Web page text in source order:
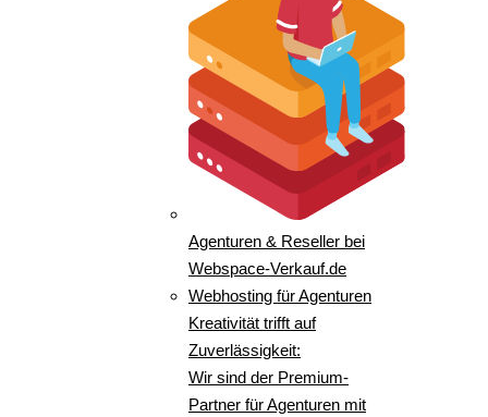
Agenturen & Reseller bei
Webspace-Verkauf.de
Webhosting für Agenturen
Kreativität trifft auf
Zuverlässigkeit:
Wir sind der Premium-
Partner für Agenturen mit